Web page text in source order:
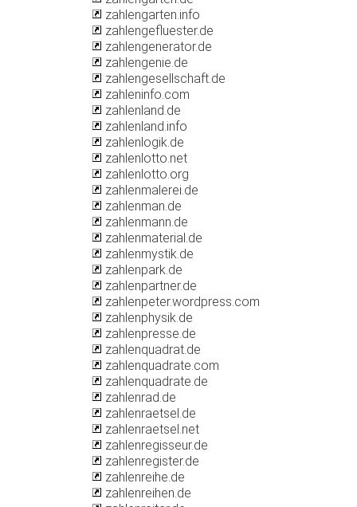
zahlengarten.info
zahlengefluester.de
zahlengenerator.de
zahlengenie.de
zahlengesellschaft.de
zahleninfo.com
zahlenland.de
zahlenland.info
zahlenlogik.de
zahlenlotto.net
zahlenlotto.org
zahlenmalerei.de
zahlenman.de
zahlenmann.de
zahlenmaterial.de
zahlenmystik.de
zahlenpark.de
zahlenpartner.de
zahlenpeter.wordpress.com
zahlenphysik.de
zahlenpresse.de
zahlenquadrat.de
zahlenquadrate.com
zahlenquadrate.de
zahlenrad.de
zahlenraetsel.de
zahlenraetsel.net
zahlenregisseur.de
zahlenregister.de
zahlenreihe.de
zahlenreihen.de